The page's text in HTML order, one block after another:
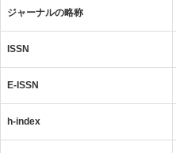
ジャーナルの略称
ISSN
E-ISSN
h-index